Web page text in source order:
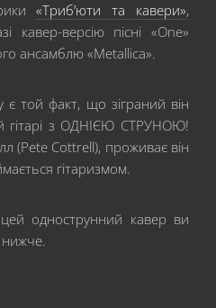
«Триб’юти та кавери»,
кавер-версію пісні «One»
ансамблю «Metallica».
є той факт, що зіграний він
гітарі з ОДНІЄЮ СТРУНОЮ!
(Pete Cottrell), проживає він
гітаризмом.
однострунний кавер ви
нижче.